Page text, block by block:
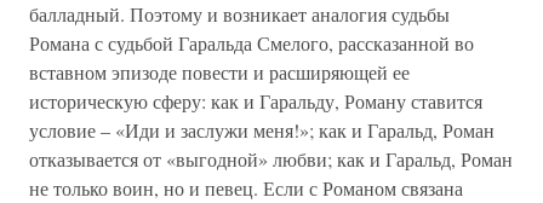
балладный. Поэтому и возникает аналогия судьбы
Романа с судьбой Гаральда Смелого, рассказанной во
вставном эпизоде повести и расширяющей ее
историческую сферу: как и Гаральду, Роману ставится
условие – «Иди и заслужи меня!»; как и Гаральд, Роман
отказывается от «выгодной» любви; как и Гаральд, Роман
не только воин, но и певец. Если с Романом связана